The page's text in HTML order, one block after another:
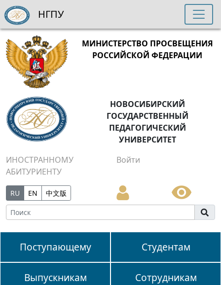
МИНИСТЕРСТВО ПРОСВЕЩЕНИЯ
РОССИЙСКОЙ ФЕДЕРАЦИИ
НОВОСИБИРСКИЙ
ГОСУДАРСТВЕННЫЙ
ПЕДАГОГИЧЕСКИЙ
УНИВЕРСИТЕТ
ИНОСТРАННОМУ
АБИТУРИЕНТУ
Войти
RU EN 中文版
Поступающему Студентам
Выпускникам Сотрудникам
НГПУ